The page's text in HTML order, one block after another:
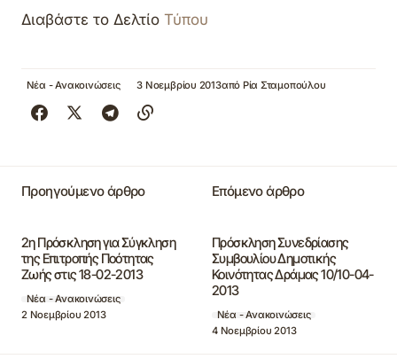
Διαβάστε το Δελτίο Τύπου
Νέα - Ανακοινώσεις 3 Νοεμβρίου 2013από Ρία Σταμοπούλου
Προηγούμενο άρθρο
2η Πρόσκληση για Σύγκληση
της Επιτροπής Ποότητας
Ζωής στις 18-02-2013
Νέα - Ανακοινώσεις
2 Νοεμβρίου 2013
Επόμενο άρθρο
Πρόσκληση Συνεδρίασης
Συμβουλίου Δημοτικής
Κοινότητας Δράμας 10/10-04-
2013
Νέα - Ανακοινώσεις
4 Νοεμβρίου 2013